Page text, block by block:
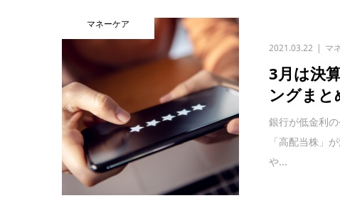
マネーケア
2021.03.22 マ
3月は決
ングまと
銀行が低金利
「高配当株」
や...